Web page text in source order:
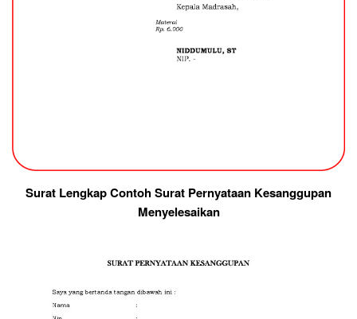
Surat Lengkap Contoh Surat Pernyataan Kesanggupan
Menyelesaikan